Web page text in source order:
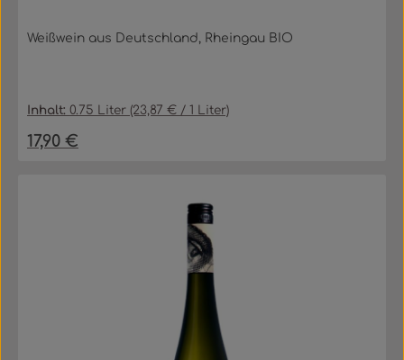
Weißwein aus Deutschland, Rheingau BIO
Inhalt:0.75 Liter (23,87 € / 1 Liter)
Regulärer Preis:
17,90 €